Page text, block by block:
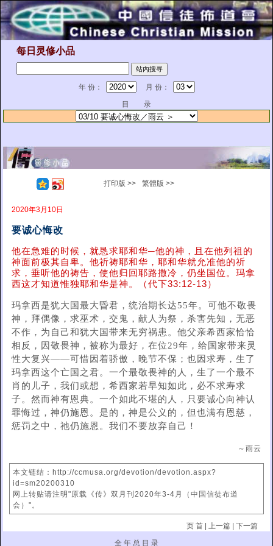
每日灵修小品
年 份：
月 份：
目 录
打印版 >> 繁體版 >>
2020年3月10日
要诚心悔改
他在急难的时候，就恳求耶和华─他的神，且在他列祖的
神面前极其自卑。他祈祷耶和华，耶和华就允准他的祈
求，垂听他的祷告，使他归回耶路撒冷，仍坐国位。玛拿
西这才知道惟独耶和华是神。（代下33:12-13）
玛拿西是犹大国最大昏君，统治期长达55年。可他不敬畏
神，拜偶像，求巫术，交鬼，献人为祭，杀害先知，无恶
不作，为自己和犹大国带来无穷祸患。他父亲希西家恰恰
相反，因敬畏神，被称为最好，在位29年，给国家带来灵
性大复兴——可惜因着骄傲，晚节不保；也因求寿，生了
玛拿西这个亡国之君。一个最敬畏神的人，生了一个最不
肖的儿子，我们或想，希西家若早知如此，必不求寿求
子。然而神有恩典。一个如此不堪的人，只要诚心向神认
罪悔过，神仍施恩。是的，神是公义的，但也满有恩慈，
惩罚之中，祂仍施恩。我们不要放弃自己！
～雨云
本文链结：http://ccmusa.org/devotion/devotion.aspx?
id=sm20200310
网上转贴请注明"原载《传》双月刊2020年3-4月（中国信徒布道
会）"。
页 首| 上一篇| 下一篇
全 年 总 目 录